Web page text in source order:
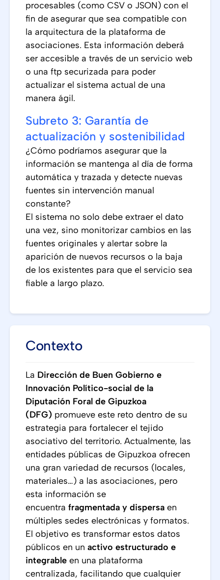
procesables (como CSV o JSON) con el
fin de asegurar que sea compatible con
la arquitectura de la plataforma de
asociaciones. Esta información deberá
ser accesible a través de un servicio web
o una ftp securizada para poder
actualizar el sistema actual de una
manera ágil.
Subreto 3: Garantía de
actualización y sostenibilidad
¿Cómo podríamos asegurar que la
información se mantenga al día de forma
automática y trazada y detecte nuevas
fuentes sin intervención manual
constante?
El sistema no solo debe extraer el dato
una vez, sino monitorizar cambios en las
fuentes originales y alertar sobre la
aparición de nuevos recursos o la baja
de los existentes para que el servicio sea
fiable a largo plazo.
Contexto
La Dirección de Buen Gobierno e
Innovación Político-social de la
Diputación Foral de Gipuzkoa
(DFG) promueve este reto dentro de su
estrategia para fortalecer el tejido
asociativo del territorio. Actualmente, las
entidades públicas de Gipuzkoa ofrecen
una gran variedad de recursos (locales,
materiales…) a las asociaciones, pero
esta información se
encuentra fragmentada y dispersa en
múltiples sedes electrónicas y formatos.
El objetivo es transformar estos datos
públicos en un activo estructurado e
integrable en una plataforma
centralizada, facilitando que cualquier